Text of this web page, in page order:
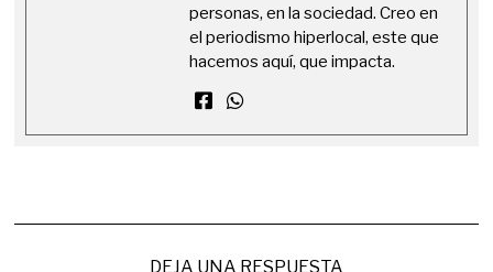
personas, en la sociedad. Creo en
el periodismo hiperlocal, este que
hacemos aquí, que impacta.
DEJA UNA RESPUESTA